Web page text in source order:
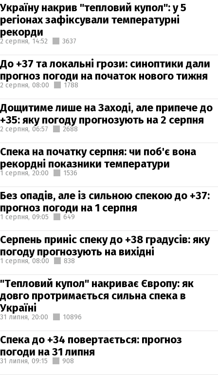
Україну накрив "тепловий купол": у 5
регіонах зафіксували температурні
рекорди
2 серпня, 14:52 3637
До +37 та локальні грози: синоптики дали
прогноз погоди на початок нового тижня
2 серпня, 08:00 1788
Дощитиме лише на Заході, але припече до
+35: яку погоду прогнозують на 2 серпня
2 серпня, 06:57 2688
Спека на початку серпня: чи поб'є вона
рекордні показники температури
1 серпня, 20:00 1536
Без опадів, але із сильною спекою до +37:
прогноз погоди на 1 серпня
1 серпня, 09:05 649
Серпень приніс спеку до +38 градусів: яку
погоду прогнозують на вихідні
1 серпня, 08:00 838
"Тепловий купол" накриває Європу: як
довго протримається сильна спека в
Україні
31 липня, 20:00 10896
Спека до +34 повертається: прогноз
погоди на 31 липня
31 липня, 09:15 908